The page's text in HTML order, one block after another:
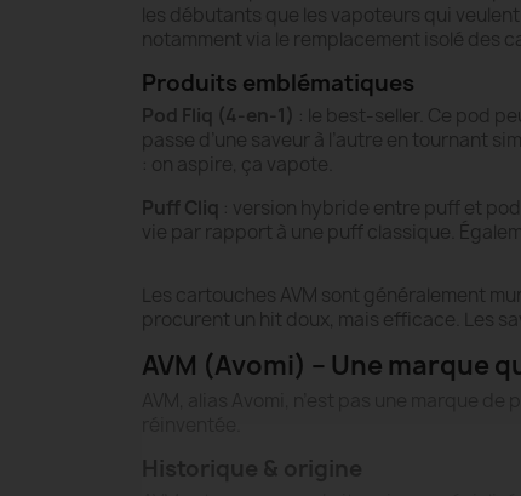
les débutants que les vapoteurs qui
notamment via le remplacement isolé des
Produits emblématiques
Pod Fliq (4-en-1) : le best-seller. Ce pod
passe d’une saveur à l’autre en tournant
: on aspire, ça vapote.
Puff Cliq : version hybride entre puff et
vie par rapport à une puff classique.
Les cartouches AVM sont généralement
procurent un hit doux, mais efficace. Les
AVM (Avomi) – Une marque
Historique & origine